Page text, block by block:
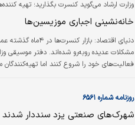
وزارت ارشاد می‌گوید کنسرت بگذارید؛ تهیه‌
خانه‌نشینی اجباری موزیسین‌ها
دنیای اقتصاد:
بازار کنسرت‌ها
مشکلات عدیده روبه‌رو شده‌اند. دفتر موسیقی
فعالیت‌های خود را شروع کنند اما
را در یزد روی صحنه فرستاد و تبلیغات…
روزنامه شماره ۶۵۶۱
شهرک‌های صنعتی یزد سنددار شدند